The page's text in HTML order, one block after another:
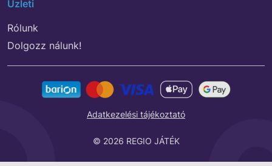
Üzleti
Rólunk
Dolgozz nálunk!
© 2026 REGIO JÁTÉK
Adatkezelési tájékoztató